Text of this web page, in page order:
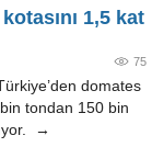
1,5 kat
75
domates
bin tondan 150 bin
→